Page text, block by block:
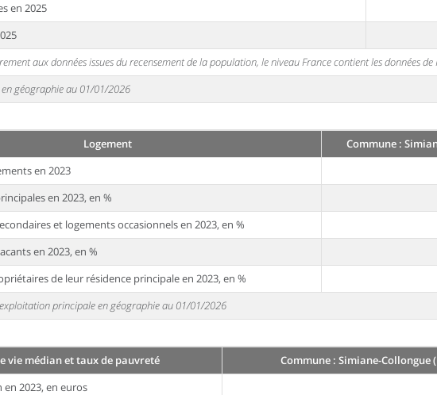
en 2025
aux données issues du recensement de la population, le niveau France contient les données de
en géographie au 01/01/2026
Logement Commune :
en 2023
en 2023, en %
et logements occasionnels en 2023, en %
en 2023, en %
de leur résidence principale en 2023, en %
exploitation principale en géographie au 01/01/2026
vie médian et taux de pauvreté Commune : Simiane-Collongue
2023, en euros